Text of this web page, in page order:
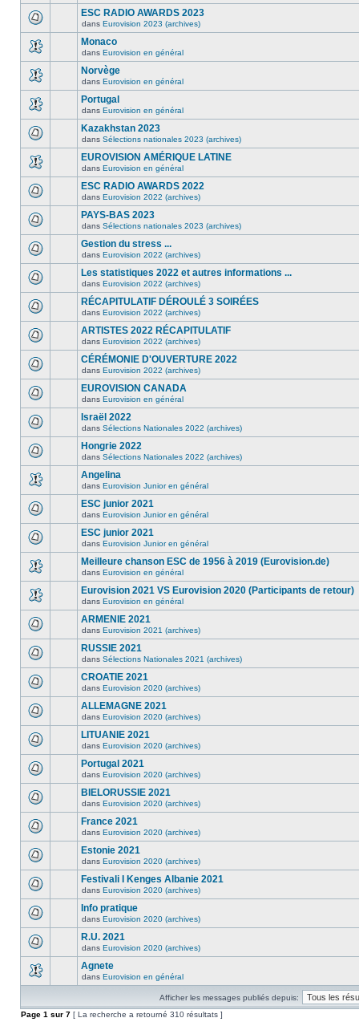
ESC RADIO AWARDS 2023
dans Eurovision 2023 (archives)
Monaco
dans Eurovision en général
Norvège
dans Eurovision en général
Portugal
dans Eurovision en général
Kazakhstan 2023
dans Sélections nationales 2023 (archives)
EUROVISION AMÉRIQUE LATINE
dans Eurovision en général
ESC RADIO AWARDS 2022
dans Eurovision 2022 (archives)
PAYS-BAS 2023
dans Sélections nationales 2023 (archives)
Gestion du stress ...
dans Eurovision 2022 (archives)
Les statistiques 2022 et autres informations ...
dans Eurovision 2022 (archives)
RÉCAPITULATIF DÉROULÉ 3 SOIRÉES
dans Eurovision 2022 (archives)
ARTISTES 2022 RÉCAPITULATIF
dans Eurovision 2022 (archives)
CÉRÉMONIE D'OUVERTURE 2022
dans Eurovision 2022 (archives)
EUROVISION CANADA
dans Eurovision en général
Israël 2022
dans Sélections Nationales 2022 (archives)
Hongrie 2022
dans Sélections Nationales 2022 (archives)
Angelina
dans Eurovision Junior en général
ESC junior 2021
dans Eurovision Junior en général
ESC junior 2021
dans Eurovision Junior en général
Meilleure chanson ESC de 1956 à 2019 (Eurovision.de)
dans Eurovision en général
Eurovision 2021 VS Eurovision 2020 (Participants de retour)
dans Eurovision en général
ARMENIE 2021
dans Eurovision 2021 (archives)
RUSSIE 2021
dans Sélections Nationales 2021 (archives)
CROATIE 2021
dans Eurovision 2020 (archives)
ALLEMAGNE 2021
dans Eurovision 2020 (archives)
LITUANIE 2021
dans Eurovision 2020 (archives)
Portugal 2021
dans Eurovision 2020 (archives)
BIELORUSSIE 2021
dans Eurovision 2020 (archives)
France 2021
dans Eurovision 2020 (archives)
Estonie 2021
dans Eurovision 2020 (archives)
Festivali I Kenges Albanie 2021
dans Eurovision 2020 (archives)
Info pratique
dans Eurovision 2020 (archives)
R.U. 2021
dans Eurovision 2020 (archives)
Agnete
dans Eurovision en général
Afficher les messages publiés depuis:
Page 1 sur 7 [ La recherche a retourné 310 résultats ]